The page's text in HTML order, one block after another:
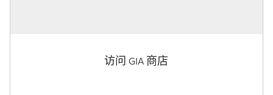
访问 GIA 商店